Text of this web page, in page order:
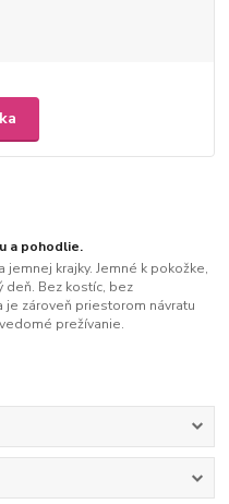
a pohodlie.
krajky. Jemné k pokožke,
deň. Bez kostíc, bez
zároveň priestorom návratu
prežívanie.